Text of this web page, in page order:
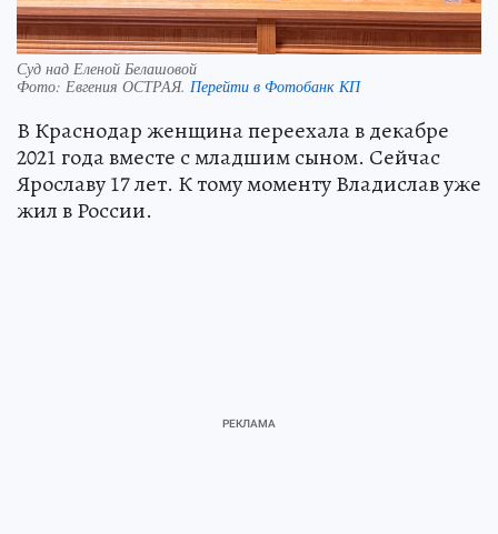
Суд над Еленой Белашовой
Фото: Евгения ОСТРАЯ. Перейти в Фотобанк КП
В Краснодар женщина переехала в декабре
2021 года вместе с младшим сыном. Сейчас
Ярославу 17 лет. К тому моменту Владислав уже
жил в России.